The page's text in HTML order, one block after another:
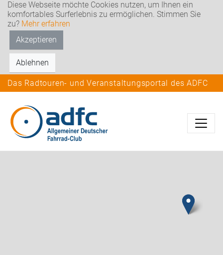
Diese Webseite möchte Cookies nutzen, um Ihnen ein
komfortables Surferlebnis zu ermöglichen. Stimmen Sie
zu? Mehr erfahren
Akzeptieren
Ablehnen
Das Radtouren- und Veranstaltungsportal des ADFC